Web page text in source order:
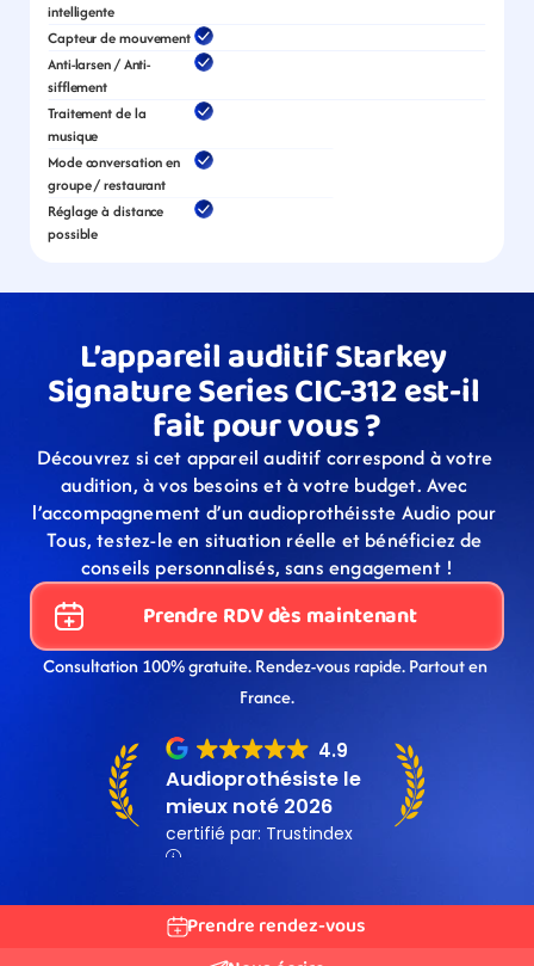
intelligente
Capteur de mouvement
Anti-larsen / Anti-
sifflement
Traitement de la
musique
Mode conversation en
groupe / restaurant
Réglage à distance
possible
L’appareil auditif Starkey
Signature Series CIC-312 est-il
fait pour vous ?
Découvrez si cet appareil auditif correspond à votre
audition, à vos besoins et à votre budget. Avec
l’accompagnement d’un audioprothéisste Audio pour
Tous, testez-le en situation réelle et bénéficiez de
conseils personnalisés, sans engagement !
Prendre RDV dès maintenant
Consultation 100% gratuite. Rendez-vous rapide. Partout en
France.
Prendre rendez-vous